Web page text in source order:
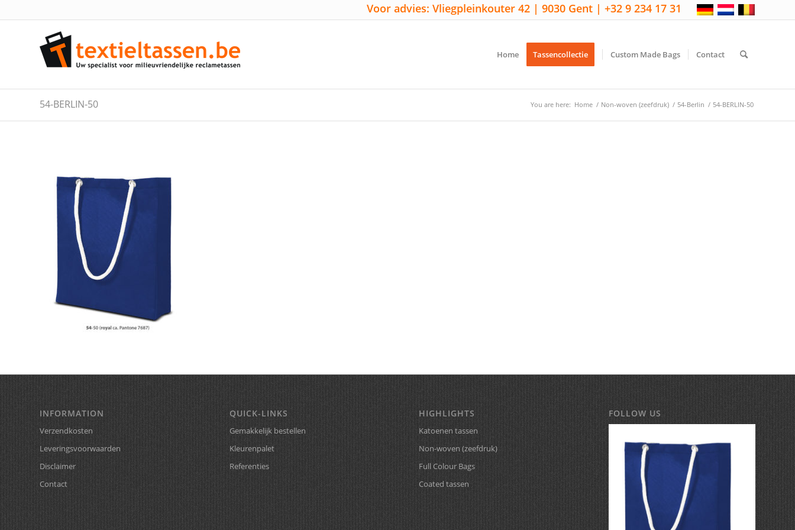
Voor advies: Vliegpleinkouter 42 | 9030 Gent | +32 9 234 17 31
Home Tassencollectie Custom Made Bags Contact
54-BERLIN-50 You are here: Home / Non-woven (zeefdruk) / 54-Berlin / 54-BERLIN-50
INFORMATION
Verzendkosten
Leveringsvoorwaarden
Disclaimer
Contact
QUICK-LINKS
Gemakkelijk bestellen
Kleurenpalet
Referenties
HIGHLIGHTS
Katoenen tassen
Non-woven (zeefdruk)
Full Colour Bags
Coated tassen
FOLLOW US